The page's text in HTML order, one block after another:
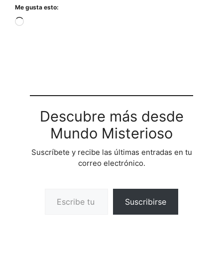
Me gusta esto:
Cargando...
Descubre más desde
Mundo Misterioso
Suscríbete y recibe las últimas entradas en tu
correo electrónico.
Suscribirse